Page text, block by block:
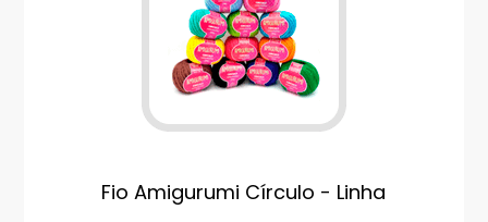
Fio Amigurumi Círculo - Linha